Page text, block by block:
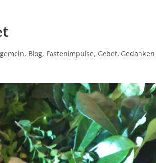
, Blog, Fastenimpulse, Gebet, Gedanken